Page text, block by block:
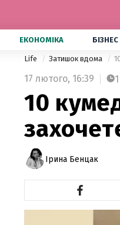
ЕКОНОМІКА БІЗНЕС
Life Затишок вдома
17 лютого, 16:39 1
10
Ірина Бенцак